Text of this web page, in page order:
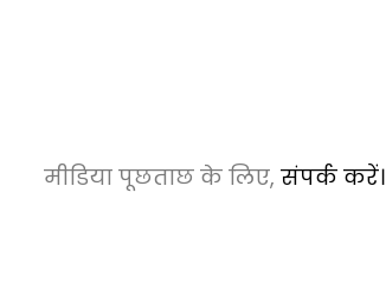
मीडिया पूछताछ के लिए, संपर्क करें।